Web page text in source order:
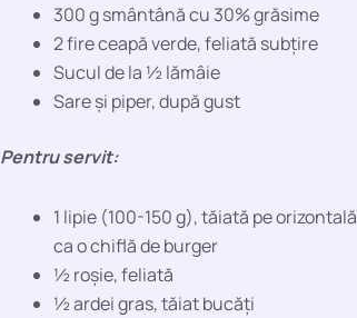
300 g smântână cu 30% grăsime
2 fire ceapă verde, feliată subțire
Sucul de la ½ lămâie
Sare și piper, după gust
Pentru servit:
1 lipie (100-150 g), tăiată pe orizontală
ca o chiflă de burger
½ roșie, feliată
½ ardei gras, tăiat bucăți